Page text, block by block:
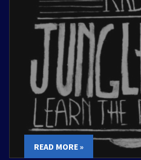
READ MORE »